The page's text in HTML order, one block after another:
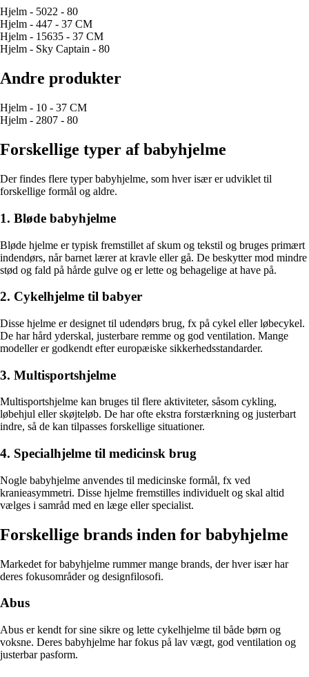
Hjelm - 5022 - 80
Hjelm - 447 - 37 CM
Hjelm - 15635 - 37 CM
Hjelm - Sky Captain - 80
Andre produkter
Hjelm - 10 - 37 CM
Hjelm - 2807 - 80
Forskellige typer af babyhjelme
Der findes flere typer babyhjelme, som hver især er udviklet til
forskellige formål og aldre.
1. Bløde babyhjelme
Bløde hjelme er typisk fremstillet af skum og tekstil og bruges primært
indendørs, når barnet lærer at kravle eller gå. De beskytter mod mindre
stød og fald på hårde gulve og er lette og behagelige at have på.
2. Cykelhjelme til babyer
Disse hjelme er designet til udendørs brug, fx på cykel eller løbecykel.
De har hård yderskal, justerbare remme og god ventilation. Mange
modeller er godkendt efter europæiske sikkerhedsstandarder.
3. Multisportshjelme
Multisportshjelme kan bruges til flere aktiviteter, såsom cykling,
løbehjul eller skøjteløb. De har ofte ekstra forstærkning og justerbart
indre, så de kan tilpasses forskellige situationer.
4. Specialhjelme til medicinsk brug
Nogle babyhjelme anvendes til medicinske formål, fx ved
kranieasymmetri. Disse hjelme fremstilles individuelt og skal altid
vælges i samråd med en læge eller specialist.
Forskellige brands inden for babyhjelme
Markedet for babyhjelme rummer mange brands, der hver især har
deres fokusområder og designfilosofi.
Abus
Abus er kendt for sine sikre og lette cykelhjelme til både børn og
voksne. Deres babyhjelme har fokus på lav vægt, god ventilation og
justerbar pasform.